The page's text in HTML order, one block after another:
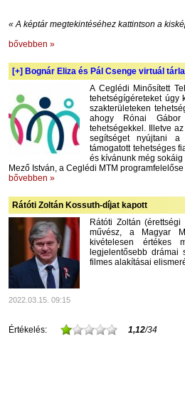
« A képtár megtekintéséhez kattintson a
bővebben »
[+] Bognár Eliza és Pál Csenge virtuál
A Ceglédi Minősített
tehetségígéreteket úgy
szakterületeken
ahogy Rónai Gábor
tehetségekkel. Illetve
segítséget nyújtani a
támogatott tehetséges
és kívánunk még
Mező István, a Ceglédi MTM programfelelőse
bővebben »
Rátóti Zoltán Kossuth-díjat kapott
Rátóti Zoltán
művész, a Magyar
kivételesen értékes
legjelentősebb drámai
filmes alakításai
2022.03.15. 09:15
Értékelés: 1,12/34